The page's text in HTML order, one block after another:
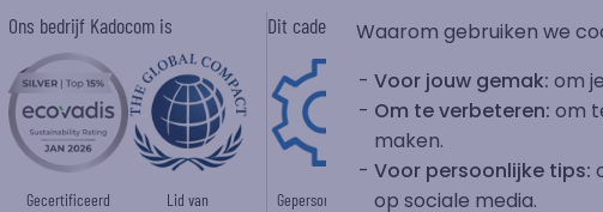
Ons bedrijf Kadocom is
Gecertificeerd
Lid van
Dit cadeau is
Gepersonaliseerd
Waarom gebruiken we
Voor jouw gemak: om
Om te verbeteren: om
maken.
Voor persoonlijke tips:
op sociale media.